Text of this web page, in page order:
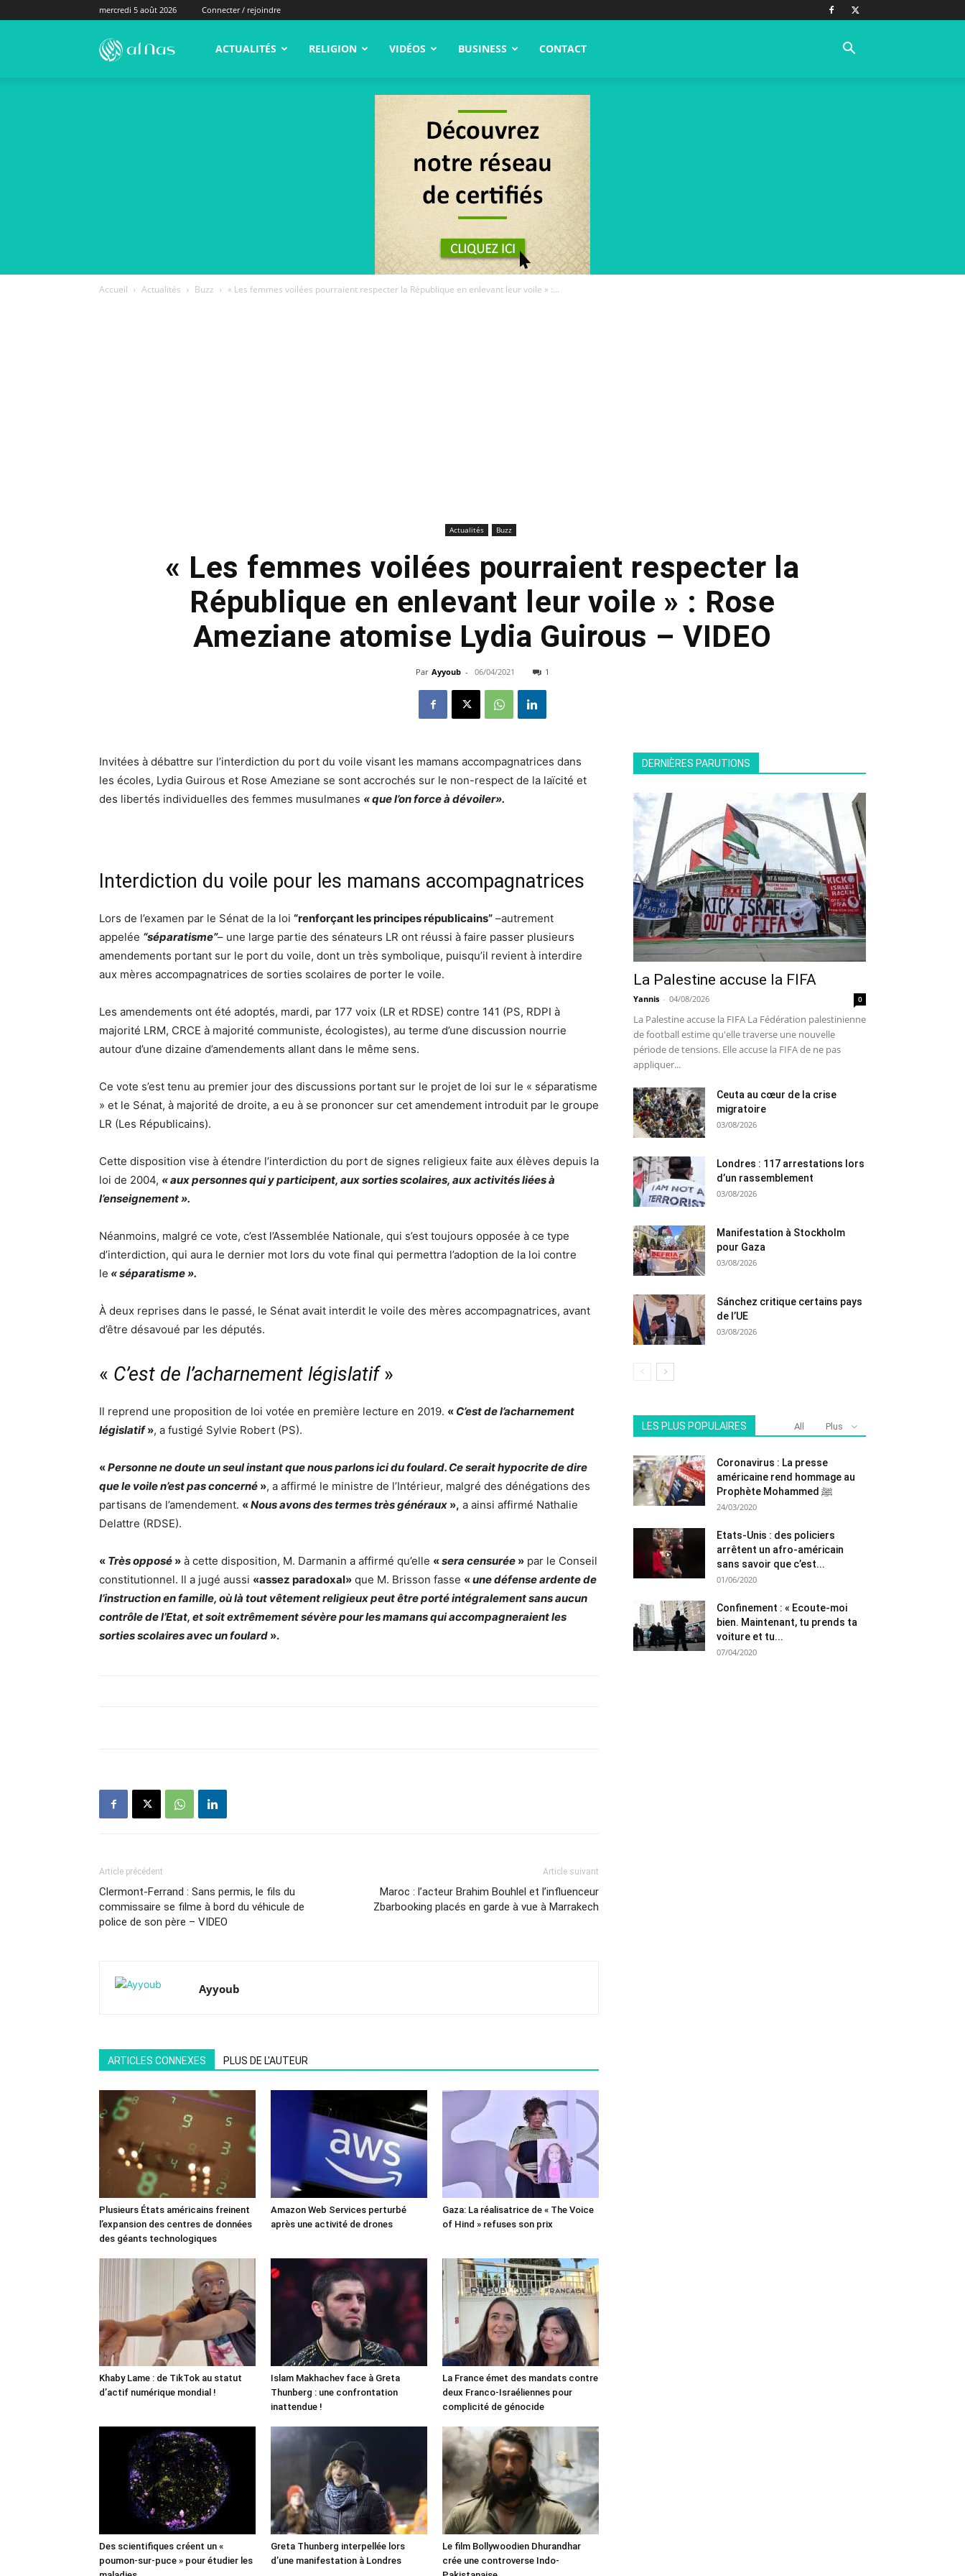
mercredi 5 août 2026 Connecter / rejoindre
alNas.fr ACTUALITÉS RELIGION VIDÉOS BUSINESS CONTACT
Accueil Actualités Buzz « Les femmes voilées pourraient respecter la République en enlevant leur voile » :...
Actualités Buzz
« Les femmes voilées pourraient respecter la
République en enlevant leur voile » : Rose
Ameziane atomise Lydia Guirous – VIDEO
Par Ayyoub - 06/04/2021 1
Invitées à débattre sur l’interdiction du port du voile visant les mamans accompagnatrices dans
les écoles, Lydia Guirous et Rose Ameziane se sont accrochés sur le non-respect de la laïcité et
des libertés individuelles des femmes musulmanes « que l’on force à dévoiler».
Interdiction du voile pour les mamans accompagnatrices
Lors de l’examen par le Sénat de la loi “renforçant les principes républicains” –autrement
appelée “séparatisme”– une large partie des sénateurs LR ont réussi à faire passer plusieurs
amendements portant sur le port du voile, dont un très symbolique, puisqu’il revient à interdire
aux mères accompagnatrices de sorties scolaires de porter le voile.
Les amendements ont été adoptés, mardi, par 177 voix (LR et RDSE) contre 141 (PS, RDPI à
majorité LRM, CRCE à majorité communiste, écologistes), au terme d’une discussion nourrie
autour d’une dizaine d’amendements allant dans le même sens.
Ce vote s’est tenu au premier jour des discussions portant sur le projet de loi sur le « séparatisme
» et le Sénat, à majorité de droite, a eu à se prononcer sur cet amendement introduit par le groupe
LR (Les Républicains).
Cette disposition vise à étendre l’interdiction du port de signes religieux faite aux élèves depuis la
loi de 2004, « aux personnes qui y participent, aux sorties scolaires, aux activités liées à
l’enseignement ».
Néanmoins, malgré ce vote, c’est l’Assemblée Nationale, qui s’est toujours opposée à ce type
d’interdiction, qui aura le dernier mot lors du vote final qui permettra l’adoption de la loi contre
le « séparatisme ».
À deux reprises dans le passé, le Sénat avait interdit le voile des mères accompagnatrices, avant
d’être désavoué par les députés.
« C’est de l’acharnement législatif»
Il reprend une proposition de loi votée en première lecture en 2019. « C’est de l’acharnement
législatif», a fustigé Sylvie Robert (PS).
«Personne ne doute un seul instant que nous parlons ici du foulard. Ce serait hypocrite de dire
que le voile n’est pas concerné », a affirmé le ministre de l’Intérieur, malgré des dénégations des
partisans de l’amendement. «Nous avons des termes très généraux », a ainsi affirmé Nathalie
Delattre (RDSE).
« Très opposé » à cette disposition, M. Darmanin a affirmé qu’elle «sera censurée » par le Conseil
constitutionnel. Il a jugé aussi «assez paradoxal» que M. Brisson fasse «une défense ardente de
l’instruction en famille, où là tout vêtement religieux peut être porté intégralement sans aucun
contrôle de l’Etat, et soit extrêmement sévère pour les mamans qui accompagneraient les
sorties scolaires avec un foulard ».
Article précédent
Clermont-Ferrand : Sans permis, le fils du
commissaire se filme à bord du véhicule de
police de son père – VIDEO
Article suivant
Maroc : l’acteur Brahim Bouhlel et l’influenceur
Zbarbooking placés en garde à vue à Marrakech
Ayyoub
ARTICLES CONNEXES PLUS DE L'AUTEUR
Plusieurs États américains freinent
l’expansion des centres de données
des géants technologiques
Amazon Web Services perturbé
après une activité de drones
Gaza: La réalisatrice de « The Voice
of Hind » refuses son prix
Khaby Lame : de TikTok au statut
d’actif numérique mondial !
Islam Makhachev face à Greta
Thunberg : une confrontation
inattendue !
La France émet des mandats contre
deux Franco-Israéliennes pour
complicité de génocide
Des scientifiques créent un «
poumon-sur-puce » pour étudier les
Greta Thunberg interpellée lors
d’une manifestation à Londres
Le film Bollywoodien Dhurandhar
crée une controverse Indo-
DERNIÈRES PARUTIONS
La Palestine accuse la FIFA
Yannis - 04/08/2026 0
La Palestine accuse la FIFA La Fédération palestinienne
de football estime qu'elle traverse une nouvelle
période de tensions. Elle accuse la FIFA de ne pas
appliquer...
Ceuta au cœur de la crise
migratoire
03/08/2026
Londres : 117 arrestations lors
d’un rassemblement
03/08/2026
Manifestation à Stockholm
pour Gaza
03/08/2026
Sánchez critique certains pays
de l’UE
03/08/2026
LES PLUS POPULAIRES All Plus
Coronavirus : La presse
américaine rend hommage au
Prophète Mohammed ﷺ
24/03/2020
Etats-Unis : des policiers
arrêtent un afro-américain
sans savoir que c’est...
01/06/2020
Confinement : « Ecoute-moi
bien. Maintenant, tu prends ta
voiture et tu...
07/04/2020